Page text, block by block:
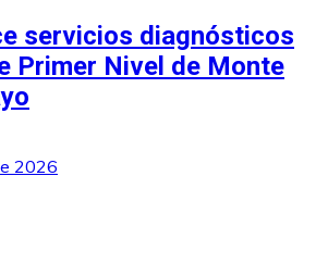
servicios diagnósticos
Primer Nivel de Monte
2026